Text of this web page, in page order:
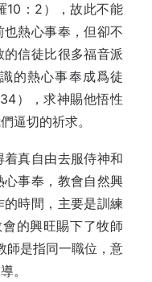
10：2），故此不能
熱心事奉，但卻不
信徒比很多福音派
的熱心事奉成爲徒
），求神賜他悟性
逼切的祈求。
真自由去服侍神和
事奉，教會自然興
時間，主要是訓練
的興旺賜下了牧師
師是指同一職位，意
。